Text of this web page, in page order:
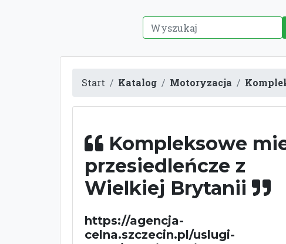
Start Katalog Motoryzacja
Kompleksowe
przesiedleńcze z
Wielkiej Brytanii
https://agencja-
celna.szczecin.pl/uslugi-